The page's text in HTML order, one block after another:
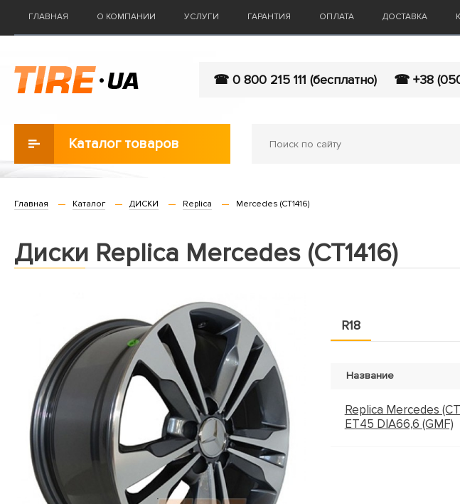
ГЛАВНАЯ О КОМПАНИИ УСЛУГИ ГАРАНТИЯ ОПЛАТА ДОСТАВКА
☎ 0 800 215 111 (бесплатно) ☎ +38
Каталог товаров
Главная Каталог ДИСКИ Replica Mercedes (CT1416)
Диски Replica Mercedes (CT1416)
R18
Название
Replica Mercedes
ET45 DIA66,6 (GMF)